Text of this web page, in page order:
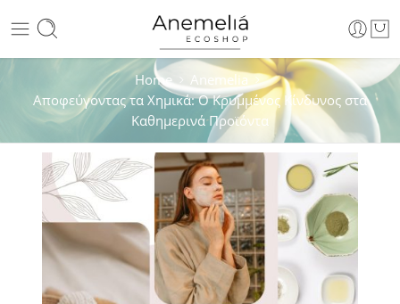
Home
Anemelia
Αποφεύγοντας τα Χημικά: Ο Κρυμμένος Κίνδυνος στα
Καθημερινά Προϊόντα